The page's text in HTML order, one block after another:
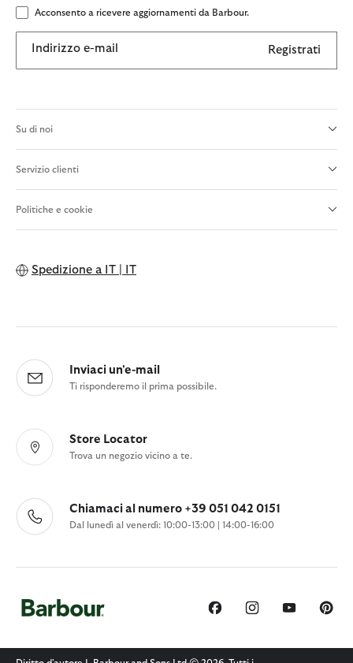
Acconsento a ricevere aggiornamenti da Barbour.
Indirizzo e-mail Registrati
Su di noi
Servizio clienti
Politiche e cookie
Spedizione a IT | IT
Inviaci un'e-mail
Ti risponderemo il prima possibile.
Store Locator
Trova un negozio vicino a te.
Chiamaci al numero +39 051 042 0151
Dal lunedì al venerdì: 10:00-13:00 | 14:00-16:00